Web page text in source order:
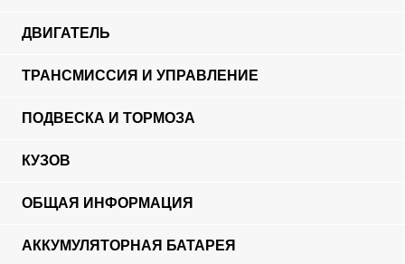
ДВИГАТЕЛЬ
ТРАНСМИССИЯ И УПРАВЛЕНИЕ
ПОДВЕСКА И ТОРМОЗА
КУЗОВ
ОБЩАЯ ИНФОРМАЦИЯ
АККУМУЛЯТОРНАЯ БАТАРЕЯ